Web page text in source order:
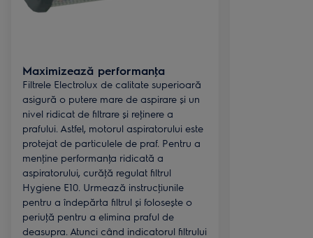
Maximizează performanţa
Filtrele Electrolux de calitate superioară
asigură o putere mare de aspirare și un
nivel ridicat de filtrare și reţinere a
prafului. Astfel, motorul aspiratorului este
protejat de particulele de praf. Pentru a
menţine performanţa ridicată a
aspiratorului, curăţă regulat filtrul
Hygiene E10. Urmează instrucţiunile
pentru a îndepărta filtrul și folosește o
periuţă pentru a elimina praful de
deasupra. Atunci când indicatorul filtrului